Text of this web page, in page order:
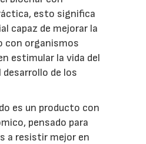
esto significa
capaz de mejorar la
con organismos
estimular la vida del
de los
es un producto con
pensado para
a resistir mejor en